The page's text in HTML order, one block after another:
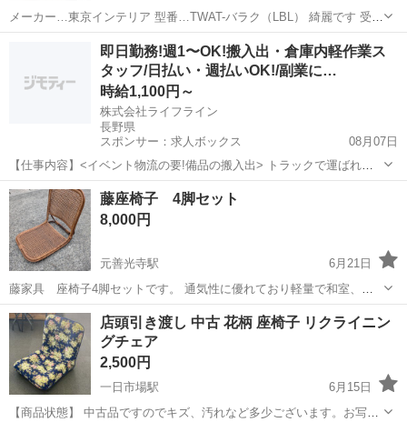
メーカー…東京インテリア 型番…TWAT-バラク（LBL） 綺麗です 受付
終了していない物はまだ御座いますので出品一覧から過去の商品もご
にクリーニングをオ...
東筑摩郡 塩尻駅 インテリア
即日勤務!週1〜OK!搬入出・倉庫内軽作業ス
タッフ/日払い・週払いOK!/副業に…
時給1,100円～
株式会社ライフライン
長野県
スポンサー：求人ボックス
08月07日
【仕事内容】<イベント物流の要!備品の搬入出> トラックで運ばれて
きたイベント機材や備品を会場内に運び入れたり(搬入)、 終了後にト
ラックへ積み込んだり(搬出)するお仕事です。 <働きやすいポイント>
・接客なし&裏方作業!モクモ...
アルバイト・パート
藤座椅子 4脚セット
8,000円
元善光寺駅
6月21日
藤家具 座椅子4脚セットです。 通気性に優れており軽量で和室、洋
室になじむデザインです。
長野 飯田市 元善光寺駅 椅子
店頭引き渡し 中古 花柄 座椅子 リクライニン
グチェア
2,500円
一日市場駅
6月15日
【商品状態】 中古品ですのでキズ、汚れなど多少ございます。お写真